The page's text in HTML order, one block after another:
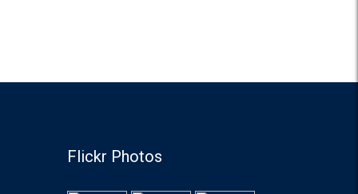
Flickr Photos